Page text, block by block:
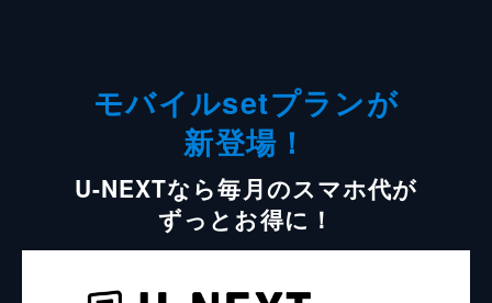
モバイルsetプランが
新登場！
U-NEXTなら毎月のスマホ代が
ずっとお得に！